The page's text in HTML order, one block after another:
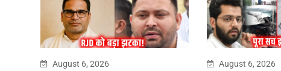
August 6, 2026 August 6, 2026